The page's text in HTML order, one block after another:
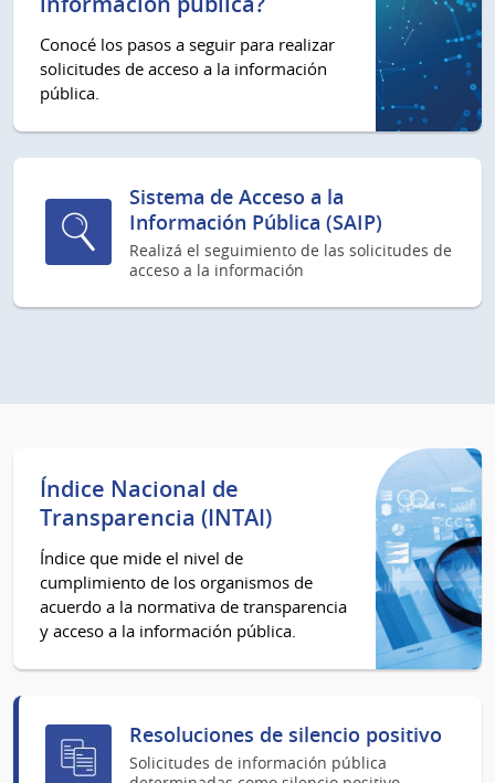
Conocé los pasos a seguir para realizar
solicitudes de acceso a la información
pública.
Sistema de Acceso a la
Información Pública (SAIP)
Realizá el seguimiento de las solicitudes de
acceso a la información
Índice Nacional de
Transparencia (INTAI)
Índice que mide el nivel de
cumplimiento de los organismos de
acuerdo a la normativa de transparencia
y acceso a la información pública.
Resoluciones de silencio positivo
Solicitudes de información pública